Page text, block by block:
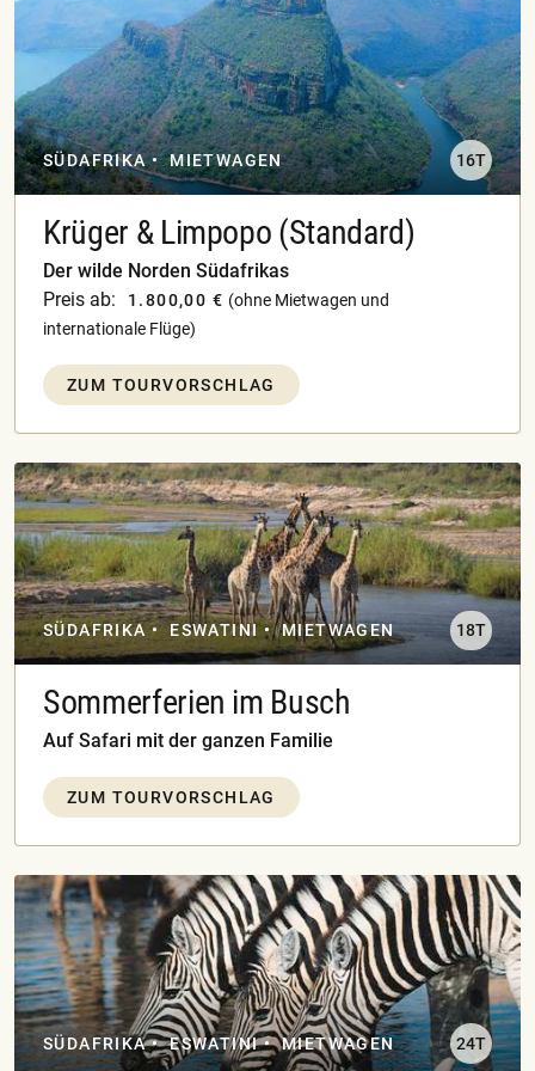
SÜDAFRIKA MIETWAGEN 16T
Krüger & Limpopo (Standard)
Der wilde Norden Südafrikas
Preis ab:
1.800,00 € (ohne Mietwagen und
internationale Flüge)
ZUM TOURVORSCHLAG
SÜDAFRIKA ESWATINI MIETWAGEN 18T
Sommerferien im Busch
Auf Safari mit der ganzen Familie
ZUM TOURVORSCHLAG
SÜDAFRIKA ESWATINI MIETWAGEN 24T